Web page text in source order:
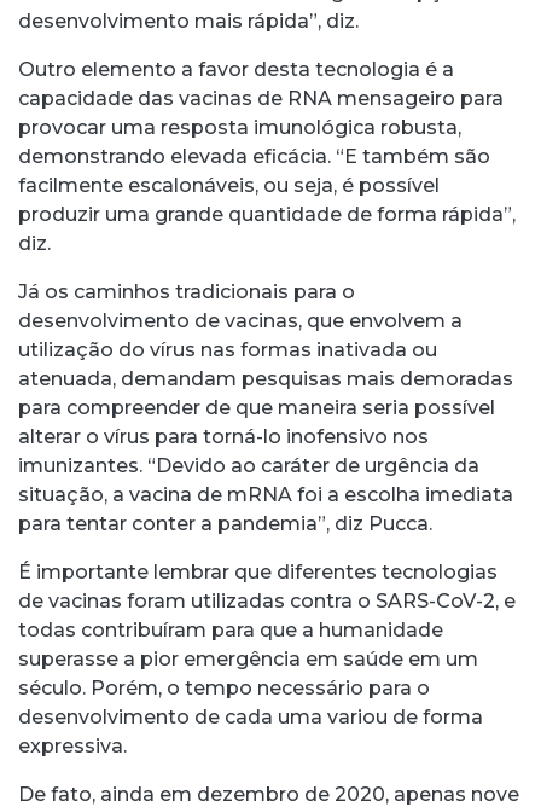
desenvolvimento mais rápida”, diz.
Outro elemento a favor desta tecnologia é a
capacidade das vacinas de RNA mensageiro para
provocar uma resposta imunológica robusta,
demonstrando elevada eficácia. “E também são
facilmente escalonáveis, ou seja, é possível
produzir uma grande quantidade de forma rápida”,
diz.
Já os caminhos tradicionais para o
desenvolvimento de vacinas, que envolvem a
utilização do vírus nas formas inativada ou
atenuada, demandam pesquisas mais demoradas
para compreender de que maneira seria possível
alterar o vírus para torná-lo inofensivo nos
imunizantes. “Devido ao caráter de urgência da
situação, a vacina de mRNA foi a escolha imediata
para tentar conter a pandemia”, diz Pucca.
É importante lembrar que diferentes tecnologias
de vacinas foram utilizadas contra o SARS-CoV-2, e
todas contribuíram para que a humanidade
superasse a pior emergência em saúde em um
século. Porém, o tempo necessário para o
desenvolvimento de cada uma variou de forma
expressiva.
De fato, ainda em dezembro de 2020, apenas nove